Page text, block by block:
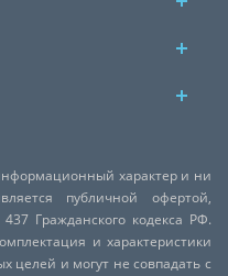
характер и ни
публичной офертой,
Гражданского кодекса РФ.
и характеристики
целей и могут не совпадать с